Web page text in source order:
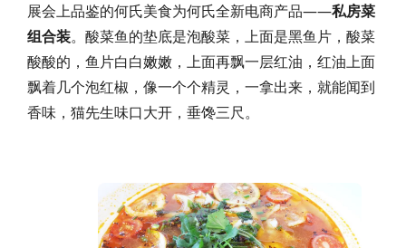
展会上品鉴的何氏美食为何氏全新电商产品——私房菜
组合装。酸菜鱼的垫底是泡酸菜，上面是黑鱼片，酸菜
酸酸的，鱼片白白嫩嫩，上面再飘一层红油，红油上面
飘着几个泡红椒，像一个个精灵，一拿出来，就能闻到
香味，猫先生味口大开，垂馋三尺。